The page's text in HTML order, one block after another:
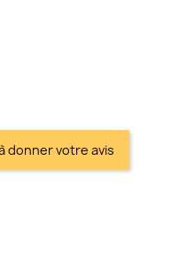
donner votre avis